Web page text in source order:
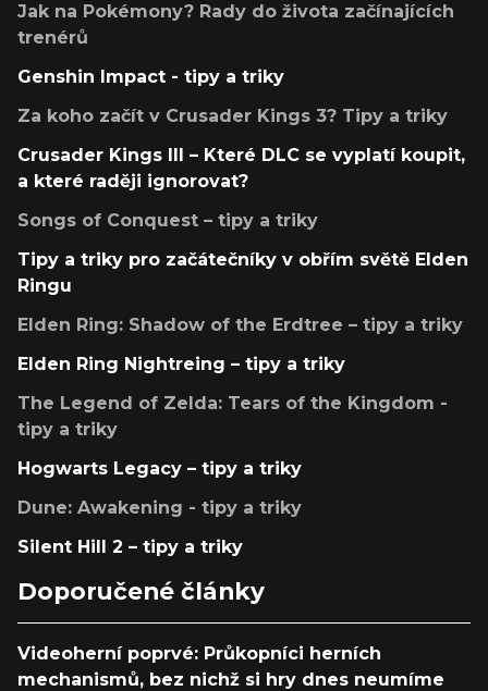
Jak na Pokémony? Rady do života začínajících
trenérů
Genshin Impact - tipy a triky
Za koho začít v Crusader Kings 3? Tipy a triky
Crusader Kings III – Které DLC se vyplatí koupit,
a které raději ignorovat?
Songs of Conquest – tipy a triky
Tipy a triky pro začátečníky v obřím světě Elden
Ringu
Elden Ring: Shadow of the Erdtree – tipy a triky
Elden Ring Nightreing – tipy a triky
The Legend of Zelda: Tears of the Kingdom -
tipy a triky
Hogwarts Legacy – tipy a triky
Dune: Awakening - tipy a triky
Silent Hill 2 – tipy a triky
Doporučené články
Videoherní poprvé: Průkopníci herních
mechanismů, bez nichž si hry dnes neumíme